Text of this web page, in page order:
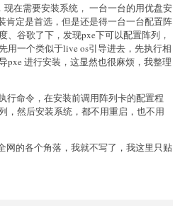
在需要安装系统， 一台一台的用优盘安
肯定是首选，但是还是得一台一台配置阵
、谷歌了下，发现pxe下可以配置阵列，
用一个类似于live os引导进去，先执行相
pxe 进行安装，这显然也很麻烦，我整理
行命令，在安装前调用阵列卡的配置程
，然后安装系统，都不用重启，也不用
网的各个角落，我就不写了，我这里只贴